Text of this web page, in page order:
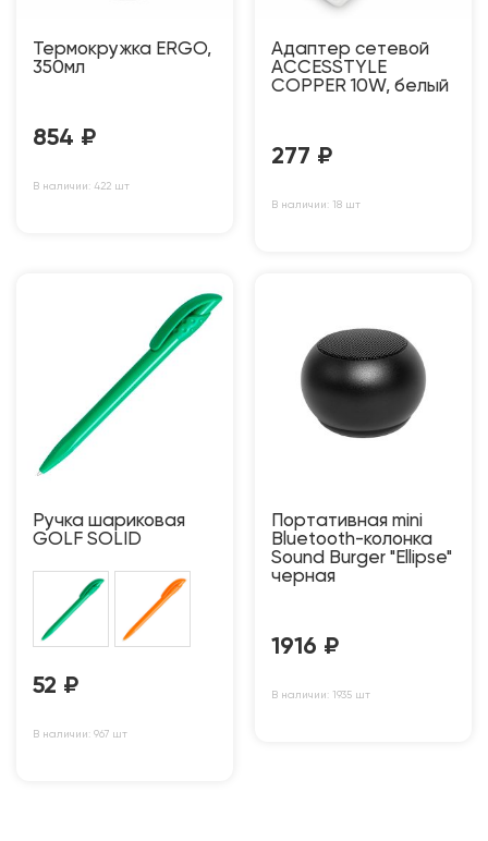
Термокружка ERGO,
350мл
854 ₽
В наличии: 422 шт
Адаптер сетевой
ACCESSTYLE
COPPER 10W, белый
277 ₽
В наличии: 18 шт
Ручка шариковая
GOLF SOLID
52 ₽
В наличии: 967 шт
Портативная mini
Bluetooth-колонка
Sound Burger "Ellipse"
черная
1916 ₽
В наличии: 1935 шт